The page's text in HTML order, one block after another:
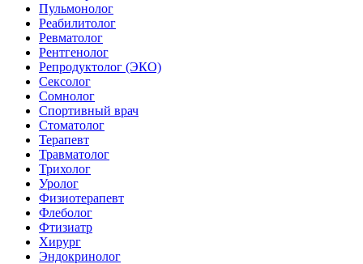
Пульмонолог
Реабилитолог
Ревматолог
Рентгенолог
Репродуктолог (ЭКО)
Сексолог
Сомнолог
Спортивный врач
Стоматолог
Терапевт
Травматолог
Трихолог
Уролог
Физиотерапевт
Флеболог
Фтизиатр
Хирург
Эндокринолог